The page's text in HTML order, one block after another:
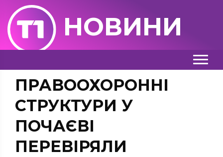
НОВИНИ
ПРАВООХОРОННІ
СТРУКТУРИ У
ПОЧАЄВІ
ПЕРЕВІРЯЛИ